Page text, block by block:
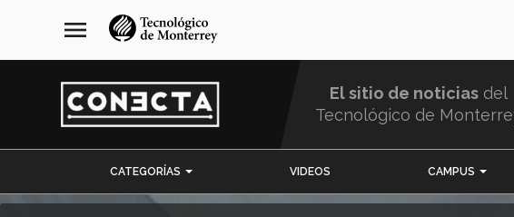
navegación
principal
menu
El sitio de noticias del
Tecnológico de
CATEGORÍAS VIDEOS CAMPUS